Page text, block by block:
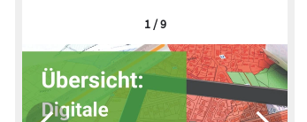
1 / 9